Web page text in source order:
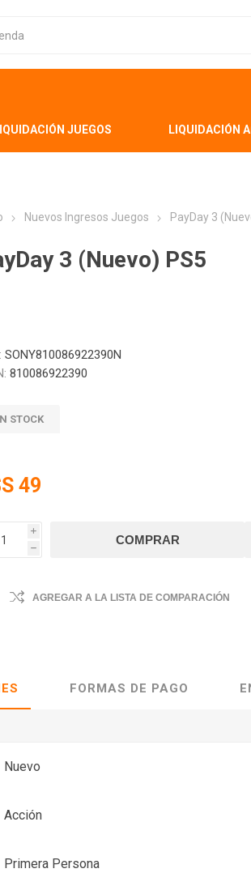
JUEGOS LIQUIDACIÓN
Nuevos Ingresos Juegos PayDay 3
3 (Nuevo) PS5
SONY810086922390N
810086922390
STOCK
49
i
h
AGREGAR A LA LISTA DE COMPARACIÓN
FORMAS DE PAGO
Nuevo
Acción
Primera Persona